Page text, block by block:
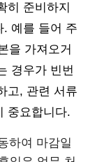
히 준비하지
. 예를 들어 주
을 가져오거
경우가 빈번
고, 관련 서류
중요합니다.
하여 마감일